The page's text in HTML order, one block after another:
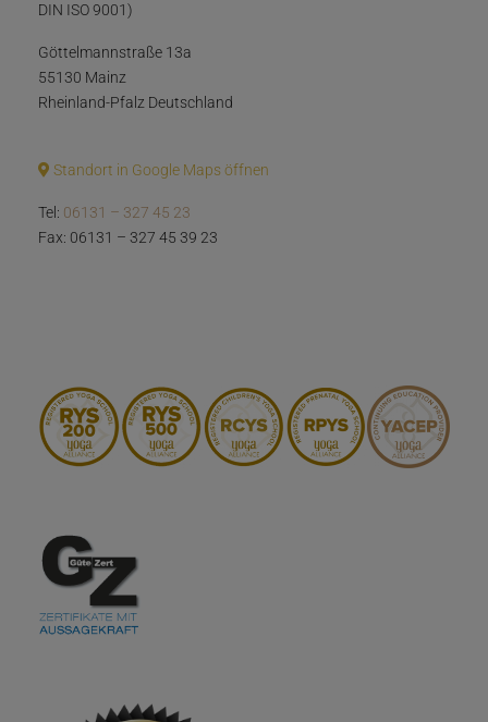
DIN ISO 9001)
Göttelmannstraße 13a
55130 Mainz
Rheinland-Pfalz Deutschland
Standort in Google Maps öffnen
Tel: 06131 – 327 45 23
Fax: 06131 – 327 45 39 23